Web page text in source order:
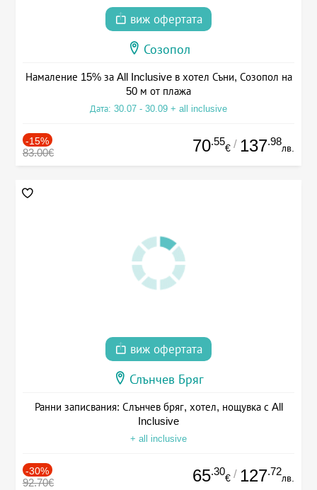
виж офертата
Созопол
Намаление 15% за All Inclusive в хотел Съни, Созопол на
50 м от плажа
Дата: 30.07 - 30.09 + all inclusive
-15%
83.00€ 70.55
€ / 137.98
лв.
виж офертата
Слънчев Бряг
Ранни записвания: Слънчев бряг, хотел, нощувка с All
Inclusive
+ all inclusive
-30%
92.70€ 65.30
€ / 127.72
лв.